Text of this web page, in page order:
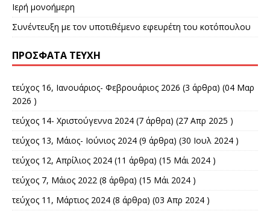
Ιερή μονοήμερη
Συνέντευξη με τον υποτιθέμενο εφευρέτη του κοτόπουλου
ΠΡΌΣΦΑΤΑ ΤΕΎΧΗ
τεύχος 16, Ιανουάριος- Φεβρουάριος 2026 (3 άρθρα) (04 Μαρ
2026 )
τεύχος 14- Χριστούγεννα 2024 (7 άρθρα) (27 Απρ 2025 )
τεύχος 13, Μάιος- Ιούνιος 2024 (9 άρθρα) (30 Ιουλ 2024 )
τεύχος 12, Απρίλιος 2024 (11 άρθρα) (15 Μάι 2024 )
τεύχος 7, Μάιος 2022 (8 άρθρα) (15 Μάι 2024 )
τεύχος 11, Μάρτιος 2024 (8 άρθρα) (03 Απρ 2024 )